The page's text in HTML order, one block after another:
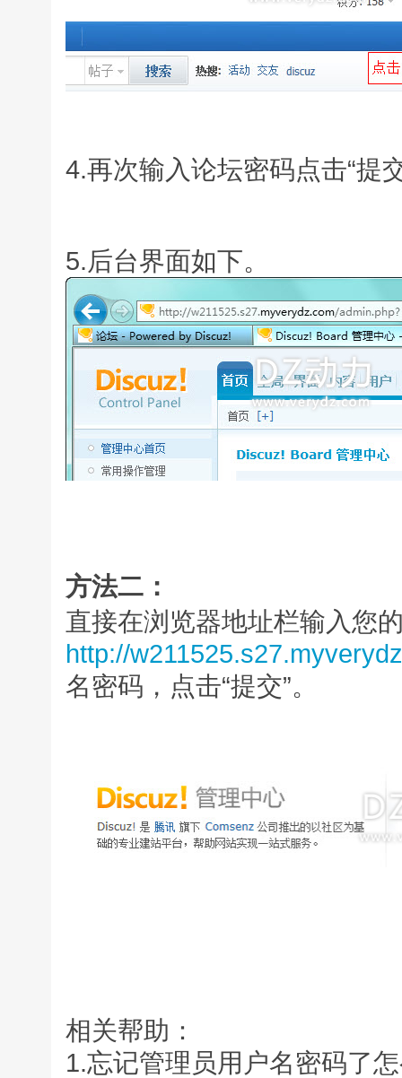
4.再次输入论坛密码点击“提
5.后台界面如下。
方法二：
直接在浏览器地址栏输入您
http://
名密码，点击“提交”。
相关帮助：
1.忘记管理员用户名密码了